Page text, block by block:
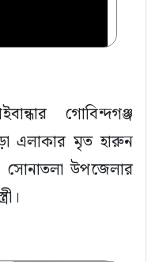
গোবিন্দগঞ্জ
এলাকার মৃত হারুন
উপজেলার